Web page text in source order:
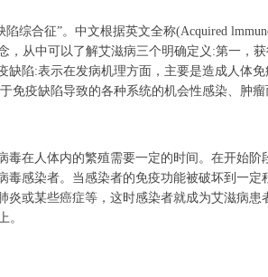
合征”。中文根据英文全称(Acquired
，从中可以了解艾滋病三个明确定义:第一，
陷:表示在发病机理方面，主要是造成人体
疫缺陷导致的各种系统的机会性感染、肿瘤
人体内的繁殖需要一定的时间。在开始阶
感染者。当感染者的免疫功能被破坏到一定
或某些癌症等，这时感染者就成为艾滋病患
。